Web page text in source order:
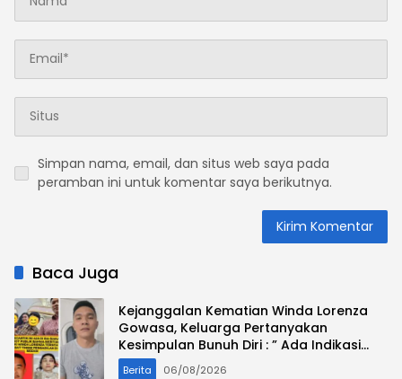
Simpan nama, email, dan situs web saya pada
peramban ini untuk komentar saya berikutnya.
Baca Juga
Kejanggalan Kematian Winda Lorenza
Gowasa, Keluarga Pertanyakan
Kesimpulan Bunuh Diri : ” Ada Indikasi
Tindak Pidana “
Berita 06/08/2026